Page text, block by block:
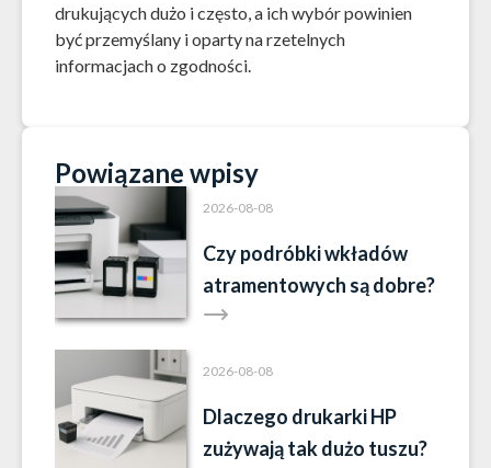
drukujących dużo i często, a ich wybór powinien
być przemyślany i oparty na rzetelnych
informacjach o zgodności.
Powiązane wpisy
2026-08-08
Czy podróbki wkładów
atramentowych są dobre?
2026-08-08
Dlaczego drukarki HP
zużywają tak dużo tuszu?